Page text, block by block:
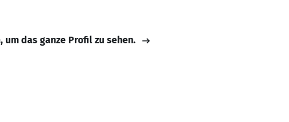
um das ganze Profil zu sehen.